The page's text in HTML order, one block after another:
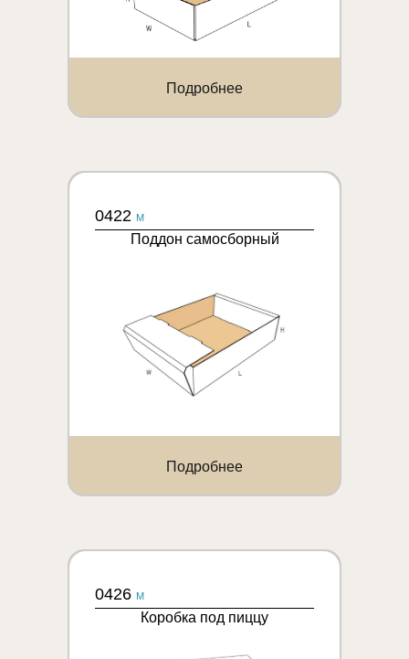
Подробнее
0422 M
Поддон самосборный
Подробнее
0426 M
Коробка под пиццу